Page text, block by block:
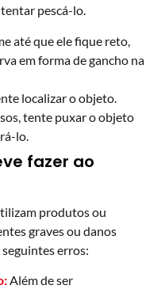
pescá-lo.
até que ele fique reto,
em forma de gancho na
localizar o objeto.
tente puxar o objeto
lo.
fazer ao
produtos ou
graves ou danos
erros:
Além de ser